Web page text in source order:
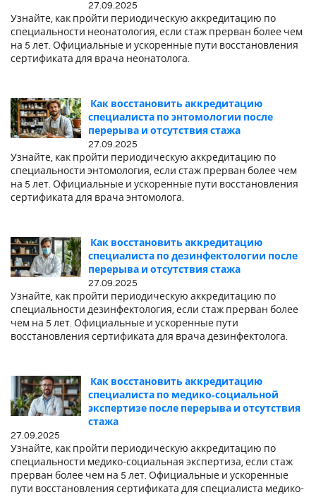
27.09.2025
Узнайте, как пройти периодическую аккредитацию по
специальности неонатология, если стаж прерван более чем
на 5 лет. Официальные и ускоренные пути восстановления
сертификата для врача неонатолога.
Как восстановить аккредитацию
специалиста по энтомологии после
перерыва и отсутствия стажа
27.09.2025
Узнайте, как пройти периодическую аккредитацию по
специальности энтомология, если стаж прерван более чем
на 5 лет. Официальные и ускоренные пути восстановления
сертификата для врача энтомолога.
Как восстановить аккредитацию
специалиста по дезинфектологии после
перерыва и отсутствия стажа
27.09.2025
Узнайте, как пройти периодическую аккредитацию по
специальности дезинфектология, если стаж прерван более
чем на 5 лет. Официальные и ускоренные пути
восстановления сертификата для врача дезинфектолога.
Как восстановить аккредитацию
специалиста по медико‑социальной
экспертизе после перерыва и отсутствия
стажа
27.09.2025
Узнайте, как пройти периодическую аккредитацию по
специальности медико-социальная экспертиза, если стаж
прерван более чем на 5 лет. Официальные и ускоренные
пути восстановления сертификата для специалиста медико-